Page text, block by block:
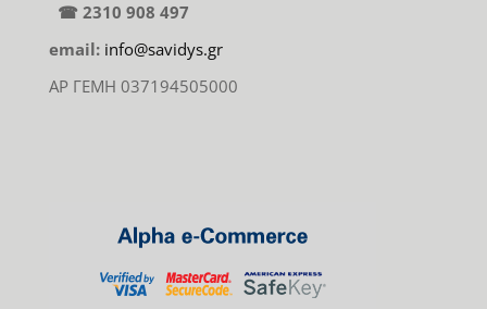
☎ 2310 908 497
email: info@savidys.gr
ΑΡ ΓΕΜΗ 037194505000